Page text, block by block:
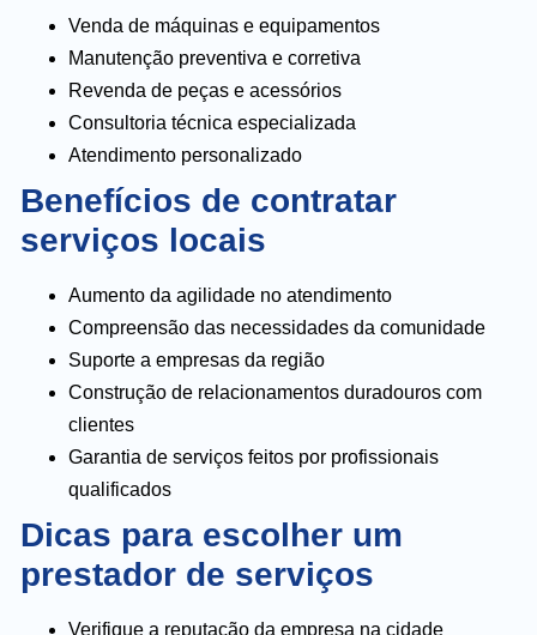
Venda de máquinas e equipamentos
Manutenção preventiva e corretiva
Revenda de peças e acessórios
Consultoria técnica especializada
Atendimento personalizado
Benefícios de contratar
serviços locais
Aumento da agilidade no atendimento
Compreensão das necessidades da comunidade
Suporte a empresas da região
Construção de relacionamentos duradouros com
clientes
Garantia de serviços feitos por profissionais
qualificados
Dicas para escolher um
prestador de serviços
Verifique a reputação da empresa na cidade